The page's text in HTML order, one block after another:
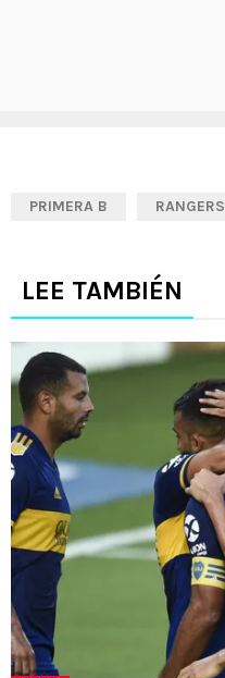
PRIMERA B RANGERS
LEE TAMBIÉN